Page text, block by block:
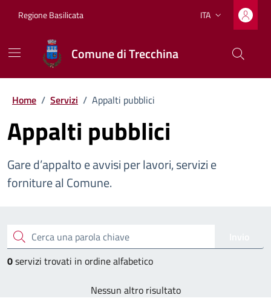
Regione Basilicata Lingua attiva:
ITA
Comune di Trecchina
Home / Servizi / Appalti pubblici
Appalti pubblici
Gare d’appalto e avvisi per lavori, servizi e
forniture al Comune.
Cerca una parola chiave
0servizi trovati in ordine alfabetico
Nessun altro risultato